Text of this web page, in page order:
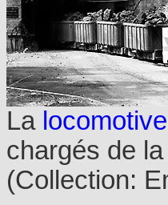
La
chargés de
(Collection: